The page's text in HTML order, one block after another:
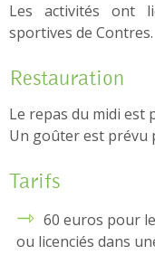
Les activités ont
sportives de Contres.
Restauration
Le repas du midi est
Un goûter est prévu
Tarifs
60 euros pour
ou licenciés dans